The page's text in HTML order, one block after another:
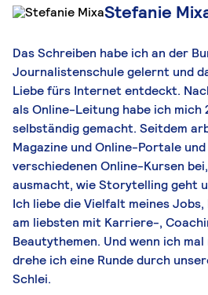
Stefanie
Das Schreiben habe ich an der
Journalistenschule gelernt und
Liebe fürs Internet entdeckt.
als Online-Leitung habe ich mich
selbständig gemacht. Seitdem
Magazine und Online-Portale
verschiedenen Online-Kursen
ausmacht, wie Storytelling geht
Ich liebe die Vielfalt meines
am liebsten mit Karriere-,
Beautythemen. Und wenn ich
drehe ich eine Runde durch
Schlei.